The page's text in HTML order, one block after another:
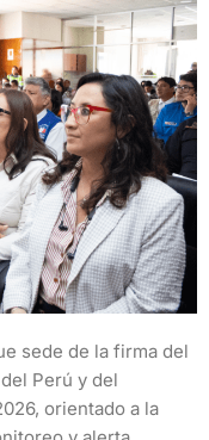
sede de la firma del
Perú y del
orientado a la